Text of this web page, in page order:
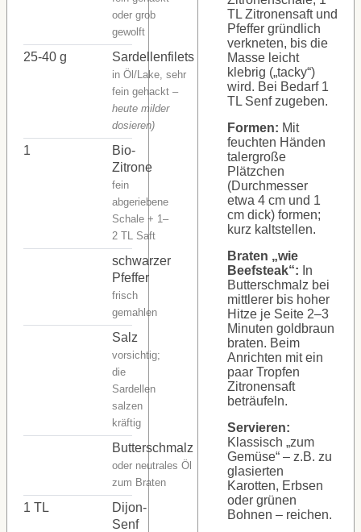
oder grob
gewolft
25-40 g Sardellenfilets
in Öl/Lake, sehr
fein gehackt –
heute milder
dosieren)
1
Bio-
Zitrone
fein
abgeriebene
Schale + 1–
2 TL Saft
schwarzer
Pfeffer
frisch
gemahlen
Salz
vorsichtig;
die
Sardellen
salzen
kräftig
Butterschmalz
oder neutrales Öl
zum Braten
1 TL
Dijon-
Senf
TL Zitronensaft und
Pfeffer gründlich
verkneten, bis die
Masse leicht
klebrig („tacky“)
wird. Bei Bedarf 1
TL Senf zugeben.
Formen: Mit
feuchten Händen
talergroße
Plätzchen
(Durchmesser
etwa 4 cm und 1
cm dick) formen;
kurz kaltstellen.
Braten „wie
Beefsteak“: In
Butterschmalz bei
mittlerer bis hoher
Hitze je Seite 2–3
Minuten goldbraun
braten. Beim
Anrichten mit ein
paar Tropfen
Zitronensaft
beträufeln.
Servieren:
Klassisch „zum
Gemüse“ – z.B. zu
glasierten
Karotten, Erbsen
oder grünen
Bohnen – reichen.